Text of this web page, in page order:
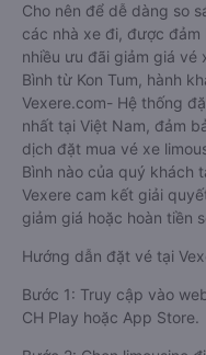
Cho nên để dễ dàng so
các nhà xe đi, được
nhiều ưu đãi giảm giá vé
Bình từ Kon Tum, hành
Vexere.com- Hệ thống
nhất tại Việt Nam, đảm
dịch đặt mua vé xe
Bình nào của quý khách
Vexere cam kết giải
giảm giá hoặc hoàn tiền
Hướng dẫn đặt vé tại
Bước 1: Truy cập vào
CH Play hoặc App Store.